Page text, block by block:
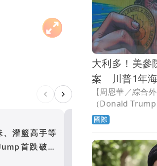
、灌籃高手等
首跌破百
與俄羅斯不可能
鬆綁戰術核武，
大利多！美參
案 川普1年
【周恩華／綜合
（Donald
魔力，他力挺比
貨幣，並由家族
光是去年，川普
得14億美元（約
利潤。現在，連
國際